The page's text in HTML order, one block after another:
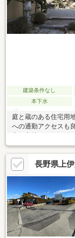
建築条件なし
本下水
庭と蔵のある住宅用
への通勤アクセスも
長野県上